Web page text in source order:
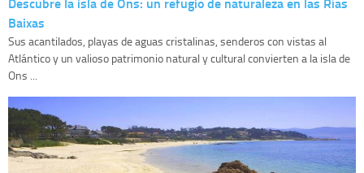
Baixas
Sus acantilados, playas de aguas cristalinas, senderos con vistas al
Atlántico y un valioso patrimonio natural y cultural convierten a la isla de
Ons ...